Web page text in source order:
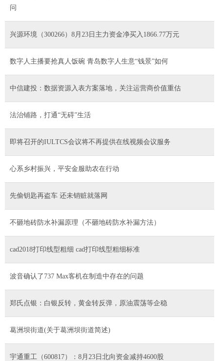
问
兴源环境（300266）8月23日主力资金净买入1866.77万元
数字人主播要抢真人饭碗 青岛数字人生意“钱景”如何
中信建投：数据资源入表方案落地，关注运营商价值重估
法治铺路，打通“无碍”生活
即将召开的IULTCS会议将不再提供在线视频会议服务
心系乡村振兴，平安金服助农在行动
先偷钥匙再盗车 还未销赃就落网
不砸地砖防水补漏原理（不砸地砖防水补漏方法）
cad2018打印线型粗细 cad打印线型粗细标准
波音确认了737 Max客机在制造中存在的问题
郑氏点银：白银反转，黄金转反弹，原油震荡等企稳
葛洲坝街道(关于葛洲坝街道简述)
宇通重工（600817）：8月23日北向资金减持4600股